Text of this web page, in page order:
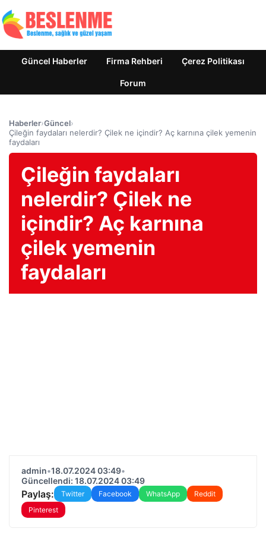
Güncel Haberler Firma Rehberi Çerez Politikası
Forum
Haberler›Güncel›
Çileğin faydaları nelerdir? Çilek ne içindir? Aç karnına çilek yemenin
faydaları
Çileğin faydaları
nelerdir? Çilek ne
içindir? Aç karnına
çilek yemenin
faydaları
admin•18.07.2024 03:49•
Güncellendi: 18.07.2024 03:49
Paylaş: Twitter Facebook WhatsApp
Reddit
Pinterest